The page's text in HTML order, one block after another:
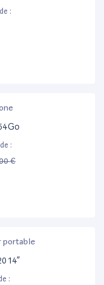
:
:
€
portable
14”
: